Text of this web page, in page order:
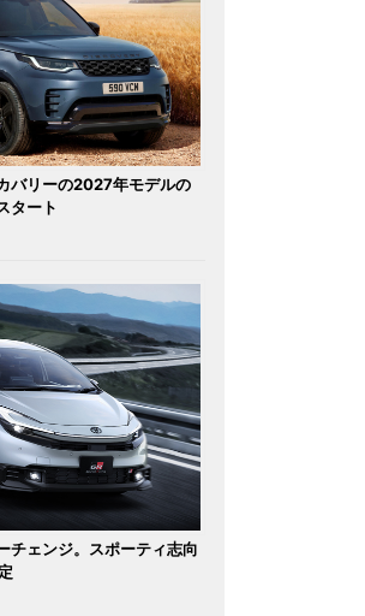
バリーの2027年モデルの
タート
チェンジ。スポーティ志向